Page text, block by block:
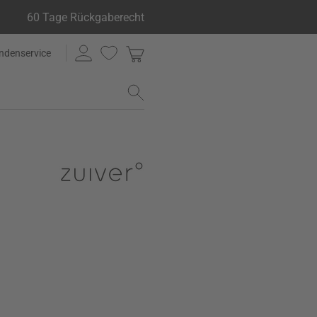
60 Tage Rückgaberecht